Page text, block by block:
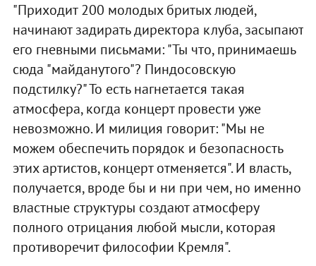
"Приходит 200 молодых бритых людей,
начинают задирать директора клуба, засыпают
его гневными письмами: "Ты что, принимаешь
сюда "майданутого"? Пиндосовскую
подстилку?" То есть нагнетается такая
атмосфера, когда концерт провести уже
невозможно. И милиция говорит: "Мы не
можем обеспечить порядок и безопасность
этих артистов, концерт отменяется". И власть,
получается, вроде бы и ни при чем, но именно
властные структуры создают атмосферу
полного отрицания любой мысли, которая
противоречит философии Кремля".